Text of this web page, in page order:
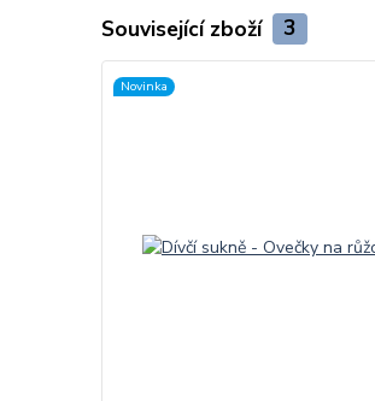
Související zboží 3
Novinka